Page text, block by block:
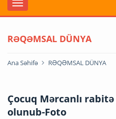
RƏQƏMSAL DÜNYA
Ana Səhifə RƏQƏMSAL DÜNYA
Çocuq Mərcanlı
olunub-Foto